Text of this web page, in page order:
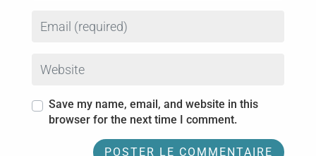
Save my name, email, and website in this
browser for the next time I comment.